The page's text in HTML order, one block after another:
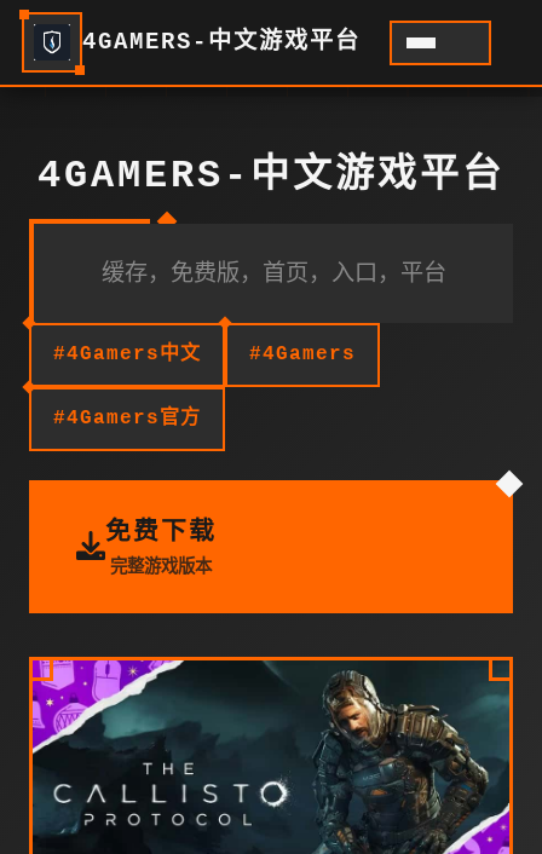
4GAMERS-中文游戏平台
4GAMERS-中文游戏平台
缓存，免费版，首页，入口，平台
#4Gamers中文 #4Gamers
#4Gamers官方
免费下载
完整游戏版本